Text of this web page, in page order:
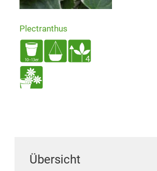
Plectranthus
Übersicht